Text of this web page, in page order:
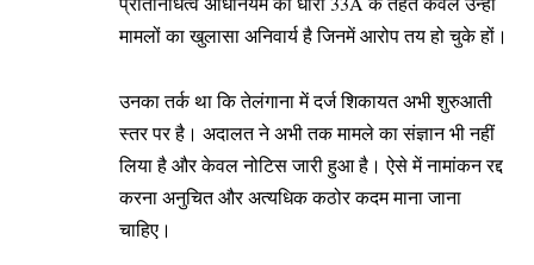
मामलों का खुलासा अनिवार्य है जिनमें आरोप तय हो चुके हों।
उनका तर्क था कि तेलंगाना में दर्ज शिकायत अभी शुरुआती
स्तर पर है। अदालत ने अभी तक मामले का संज्ञान भी नहीं
लिया है और केवल नोटिस जारी हुआ है। ऐसे में नामांकन रद्द
करना अनुचित और अत्यधिक कठोर कदम माना जाना
चाहिए।